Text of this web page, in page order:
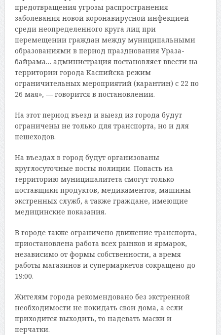
предотвращения угрозы распространения
заболевания новой коронавирусной инфекцией
среди неопределенного круга лиц при
перемещении граждан между муниципальными
образованиями в период празднования Ураза-
байрама… администрация постановляет ввести на
территории города Каспийска режим
ограничительных мероприятий (карантин) с 22 по
26 мая», — говорится в постановлении.
На этот период въезд и выезд из города будут
ограничены не только для транспорта, но и для
пешеходов.
На въездах в город будут организованы
круглосуточные посты полиции. Попасть на
территорию муниципалитета смогут только
поставщики продуктов, медикаментов, машины
экстренных служб, а также граждане, имеющие
медицинские показания.
В городе также ограничено движение транспорта,
приостановлена работа всех рынков и ярмарок,
независимо от формы собственности, а время
работы магазинов и супермаркетов сокращено до
19:00.
Жителям города рекомендовано без экстренной
необходимости не покидать свои дома, а если
приходится выходить, то надевать маски и
перчатки.